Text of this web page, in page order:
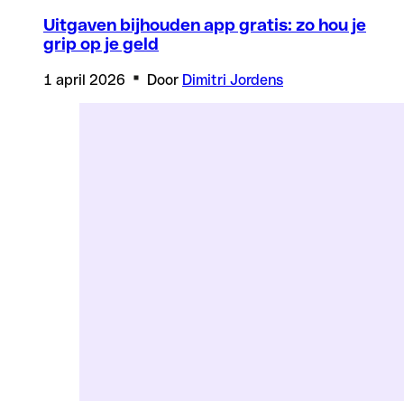
Uitgaven bijhouden app gratis: zo hou je
grip op je geld
1 april 2026 Door Dimitri Jordens